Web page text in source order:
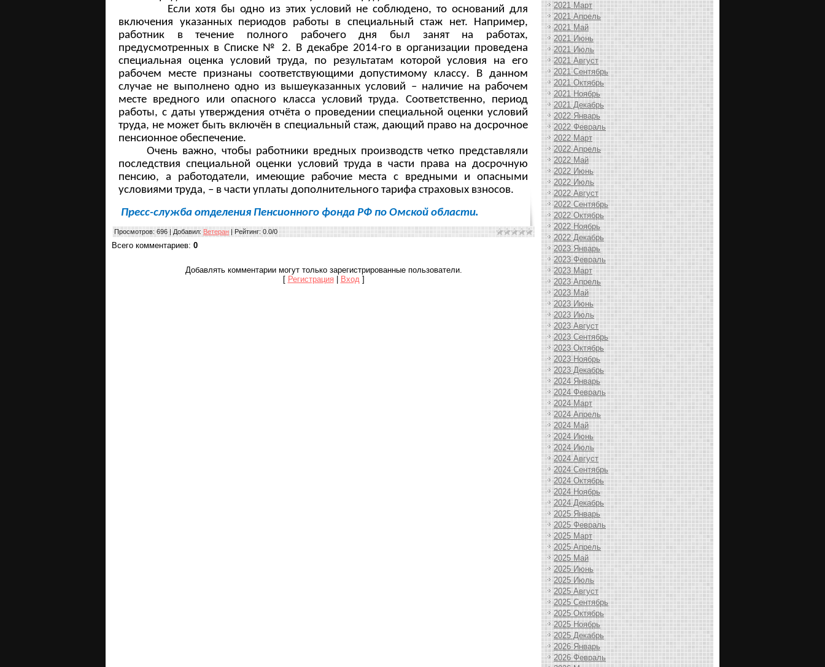
Если хотя бы одно из этих условий не соблюдено, то оснований для
включения указанных периодов работы в специальный стаж нет.
Например,
работник в течение полного рабочего дня был занят на работах,
предусмотренных в Списке № 2. В декабре 2014-го в организации проведена
специальная оценка условий труда, по результатам которой условия на его
рабочем месте признаны соответствующими допустимому классу. В данном
случае не выполнено одно из вышеуказанных условий – наличие на рабочем
месте вредного или опасного класса условий труда. Соответственно, период
работы, с даты утверждения отчёта о проведении специальной оценки условий
труда, не может быть включён в специальный стаж, дающий право на досрочное
пенсионное обеспечение.
Очень важно, чтобы работники вредных производств четко представляли
последствия специальной оценки условий труда в части права на досрочную
пенсию, а работодатели, имеющие рабочие места с вредными и опасными
условиями труда, – в части уплаты дополнительного тарифа страховых взносов.
Пресс-служба отделения Пенсионного фонда РФ по Омской области.
Просмотров: 696 | Добавил: Ветеран | Рейтинг: 0.0/0
Всего комментариев: 0
Добавлять комментарии могут только зарегистрированные пользователи.
[ Регистрация Вход ]
2021 Март
2021 Апрель
2021 Май
2021 Июнь
2021 Июль
2021 Август
2021 Сентябрь
2021 Октябрь
2021 Ноябрь
2021 Декабрь
2022 Январь
2022 Февраль
2022 Март
2022 Апрель
2022 Май
2022 Июнь
2022 Июль
2022 Август
2022 Сентябрь
2022 Октябрь
2022 Ноябрь
2022 Декабрь
2023 Январь
2023 Февраль
2023 Март
2023 Апрель
2023 Май
2023 Июнь
2023 Июль
2023 Август
2023 Сентябрь
2023 Октябрь
2023 Ноябрь
2023 Декабрь
2024 Январь
2024 Февраль
2024 Март
2024 Апрель
2024 Май
2024 Июнь
2024 Июль
2024 Август
2024 Сентябрь
2024 Октябрь
2024 Ноябрь
2024 Декабрь
2025 Январь
2025 Февраль
2025 Март
2025 Апрель
2025 Май
2025 Июнь
2025 Июль
2025 Август
2025 Сентябрь
2025 Октябрь
2025 Ноябрь
2025 Декабрь
2026 Январь
2026 Февраль